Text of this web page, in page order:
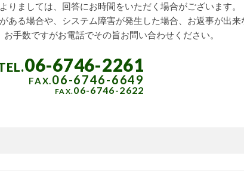
りましては、 回答にお時間をいただく場合がございます。
ある場合や、 システム障害が発生した場合、 お返事が出来
お手数ですがお電話でその旨お問い合わせください。
06-6746-2261
06-6746-6649
06-6746-2622